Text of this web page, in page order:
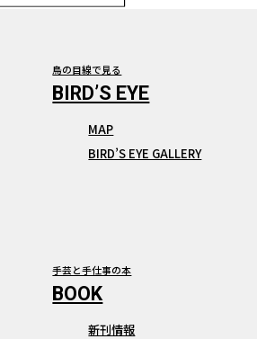
鳥の目線で見る
MAP
BIRD’S EYE GALLERY
手芸と手仕事の本
新刊情報